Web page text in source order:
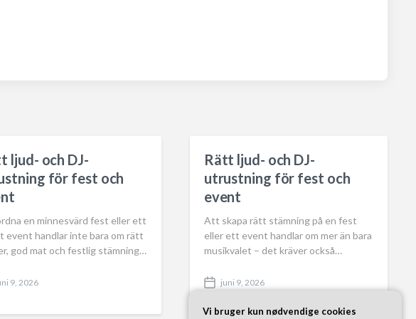
ljud- och DJ-
för fest och
en minnesvärd fest eller ett
event handlar inte bara om rätt
god mat och festlig stämning…
9, 2026
Rätt ljud- och DJ-
utrustning för fest och
event
Att skapa rätt stämning på en fest
eller ett event handlar om mer än bara
musikvalet – det kräver också…
P
s
juni 9, 2026
Vi bruger kun nødvendige cookies